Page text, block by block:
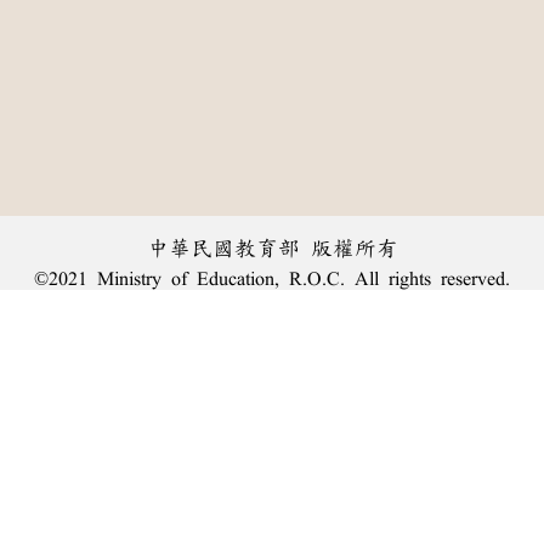
中華民國教育部 版權所有
©2021 Ministry of Education, R.O.C. All rights reserved.